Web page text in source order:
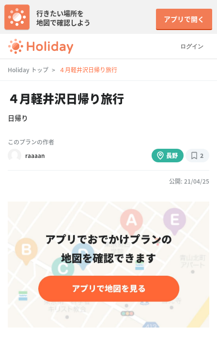
ログイン
行きたい場所を
地図で確認しよう
アプリで開く
Holiday トップ ４月軽井沢日帰り旅行
４月軽井沢日帰り旅行
日帰り
このプランの作者
raaaan
長野 2
公開: 21/04/25